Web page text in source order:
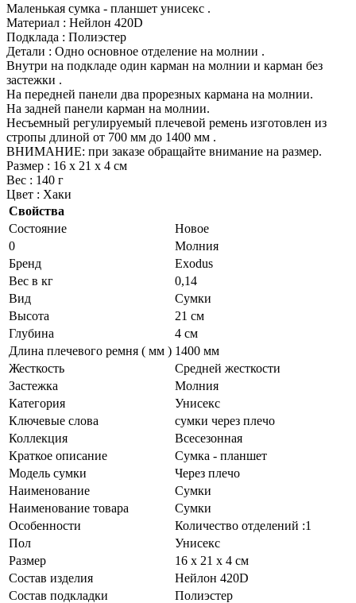
Маленькая сумка - планшет унисекс .
Материал : Нейлон 420D
Подклада : Полиэстер
Детали : Одно основное отделение на молнии .
Внутри на подкладе один карман на молнии и карман без
застежки .
На передней панели два прорезных кармана на молнии.
На задней панели карман на молнии.
Несъемный регулируемый плечевой ремень изготовлен из
стропы длиной от 700 мм до 1400 мм .
ВНИМАНИЕ: при заказе обращайте внимание на размер.
Размер : 16 х 21 х 4 см
Вес : 140 г
Цвет : Хаки
Свойства
Состояние
Новое
0
Молния
Бренд
Exodus
Вес в кг
0,14
Вид
Сумки
Высота
21 см
Глубина
4 см
Длина плечевого ремня ( мм ) 1400 мм
Жесткость
Средней жесткости
Застежка
Молния
Категория
Унисекс
Ключевые слова
сумки через плечо
Коллекция
Всесезонная
Краткое описание
Сумка - планшет
Модель сумки
Через плечо
Наименование
Сумки
Наименование товара
Сумки
Особенности
Количество отделений :1
Пол
Унисекс
Размер
16 х 21 х 4 см
Состав изделия
Нейлон 420D
Состав подкладки
Полиэстер